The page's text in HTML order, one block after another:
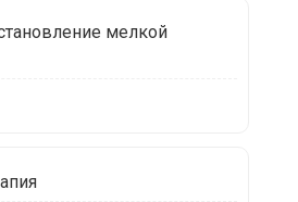
мелкой